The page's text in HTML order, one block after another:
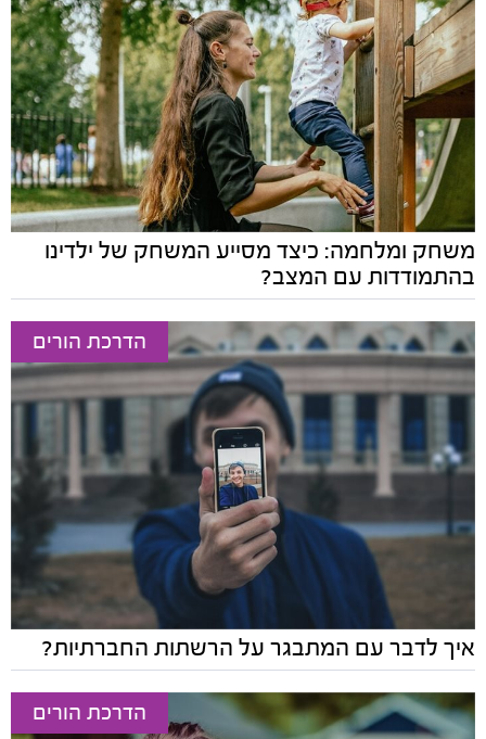
משחק ומלחמה: כיצד מסייע המשחק של ילדינו
בהתמודדות עם המצב?
הדרכת הורים
איך לדבר עם המתבגר על הרשתות החברתיות?
הדרכת הורים